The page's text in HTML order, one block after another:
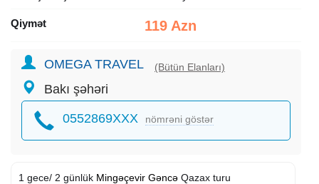
Qiymət 119 Azn
OMEGA TRAVEL (Bütün Elanları)
Bakı şəhəri
0552869XXX nömrəni göstər
1 gece/ 2 günlük Mingəçevir Gəncə Qazax turu